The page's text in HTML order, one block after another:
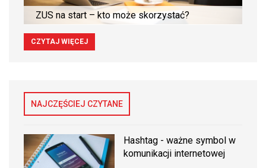
ZUS na start – kto może skorzystać?
CZYTAJ WIĘCEJ
NAJCZĘŚCIEJ CZYTANE
Hashtag - ważne symbol w
komunikacji internetowej